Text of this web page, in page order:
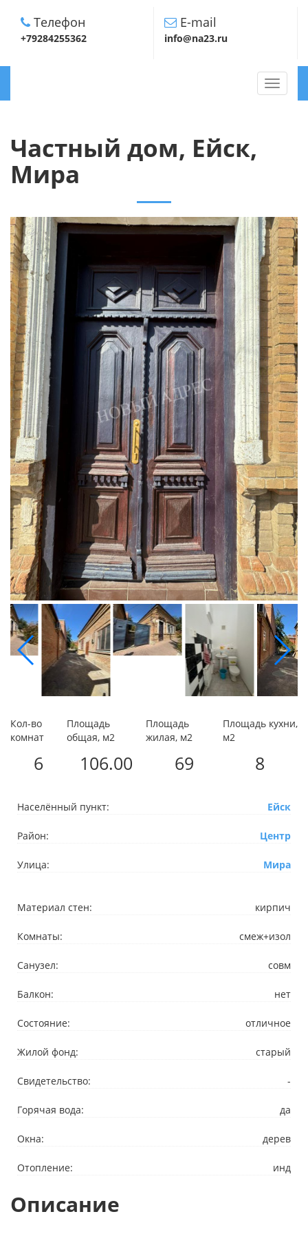
Телефон
+79284255362
E-mail
info@na23.ru
TOGGLE
Частный дом, Ейск,
Мира
Кол-во
комнат
6
Площадь
общая, м2
106.00
Площадь
жилая, м2
69
Площадь кухни,
м2
8
Населённый пункт: Ейск
Район: Центр
Улица: Мира
Материал стен: кирпич
Комнаты: смеж+изол
Санузел: совм
Балкон: нет
Состояние: отличное
Жилой фонд: старый
Свидетельство: -
Горячая вода: да
Окна: дерев
Отопление: инд
Описание